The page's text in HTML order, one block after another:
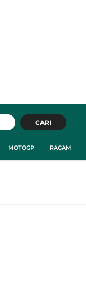
CARI
MOTOGP RAGAM